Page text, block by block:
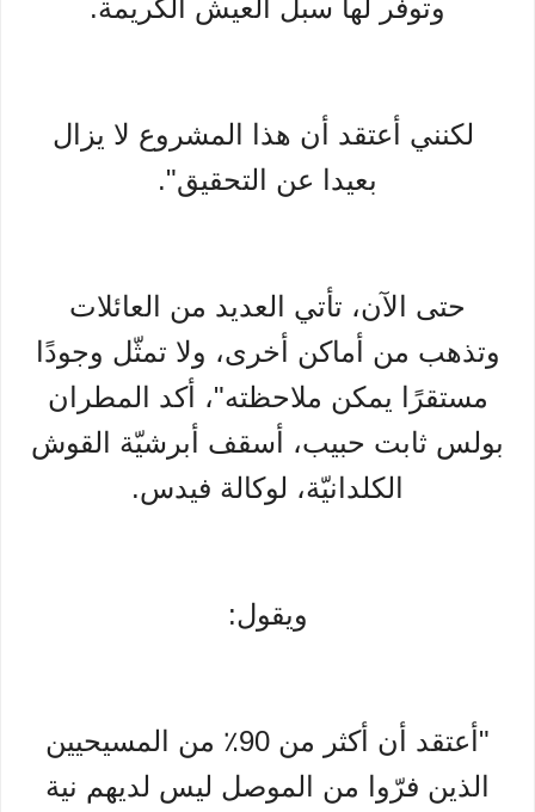
وتوفر لها سبل العيش الكريمة.
لكنني أعتقد أن هذا المشروع لا يزال
بعيدا عن التحقيق".
حتى الآن، تأتي العديد من العائلات
وتذهب من أماكن أخرى، ولا تمثّل وجودًا
مستقرًا يمكن ملاحظته"، أكد المطران
بولس ثابت حبيب، أسقف أبرشيّة القوش
الكلدانيّة، لوكالة فيدس.
ويقول:
"أعتقد أن أكثر من 90٪ من المسيحيين
الذين فرّوا من الموصل ليس لديهم نية